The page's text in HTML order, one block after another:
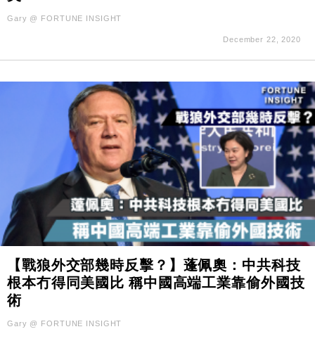
Gary @ FORTUNE INSIGHT
December 22, 2020
【戰狼外交部幾時反擊？】蓬佩奧：中共科技
根本冇得同美國比 稱中國高端工業靠偷外國技
術
Gary @ FORTUNE INSIGHT